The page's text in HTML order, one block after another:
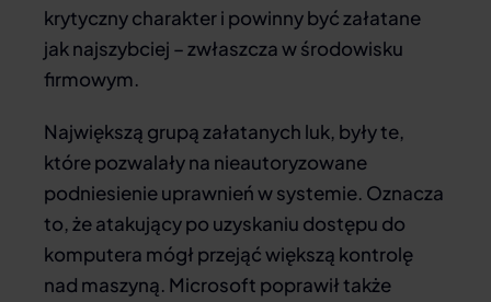
krytyczny charakter i powinny być załatane
jak najszybciej – zwłaszcza w środowisku
firmowym.
Największą grupą załatanych luk, były te,
które pozwalały na nieautoryzowane
podniesienie uprawnień w systemie. Oznacza
to, że atakujący po uzyskaniu dostępu do
komputera mógł przejąć większą kontrolę
nad maszyną. Microsoft poprawił także